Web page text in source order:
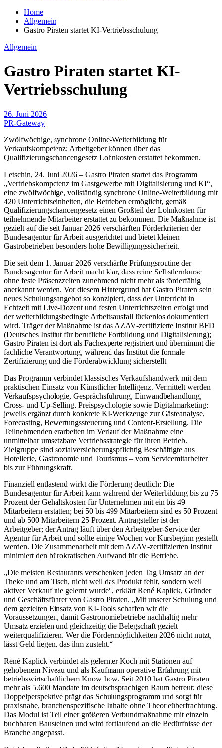
Home
Allgemein
Gastro Piraten startet KI-Vertriebsschulung
Allgemein
Gastro Piraten startet KI-
Vertriebsschulung
26. Juni 2026
PR-Gateway
Zwölfwöchige, synchrone Online‑Weiterbildung für
Verkaufskompetenz; Arbeitgeber können über das
Qualifizierungschancengesetz Lohnkosten erstattet bekommen.
Letschin, 24. Juni 2026 – Gastro Piraten startet das Programm
„Vertriebskompetenz im Gastgewerbe mit Digitalisierung und KI“,
eine zwölfwöchige, vollständig synchrone Online‑Weiterbildung mit
420 Unterrichtseinheiten, die Betrieben ermöglicht, gemäß
Qualifizierungschancengesetz einen Großteil der Lohnkosten für
teilnehmende Mitarbeiter erstattet zu bekommen. Die Maßnahme ist
gezielt auf die seit Januar 2026 verschärften Förderkriterien der
Bundesagentur für Arbeit ausgerichtet und bietet kleinen
Gastrobetrieben besonders hohe Bewilligungssicherheit.
Die seit dem 1. Januar 2026 verschärfte Prüfungsroutine der
Bundesagentur für Arbeit macht klar, dass reine Selbstlernkurse
ohne feste Präsenzzeiten zunehmend nicht mehr als förderfähig
anerkannt werden. Vor diesem Hintergrund hat Gastro Piraten sein
neues Schulungsangebot so konzipiert, dass der Unterricht in
Echtzeit mit Live‑Dozent und festen Unterrichtszeiten erfolgt und
der weiterbildungsbedingte Arbeitsausfall lückenlos dokumentiert
wird. Träger der Maßnahme ist das AZAV‑zertifizierte Institut BFD
(Deutsches Institut für berufliche Fortbildung und Digitalisierung);
Gastro Piraten ist dort als Fachexperte registriert und übernimmt die
fachliche Verantwortung, während das Institut die formale
Zertifizierung und die Förderabwicklung sicherstellt.
Das Programm verbindet klassisches Verkaufshandwerk mit dem
praktischen Einsatz von Künstlicher Intelligenz. Vermittelt werden
Verkaufspsychologie, Gesprächsführung, Einwandbehandlung,
Cross‑ und Up‑Selling, Preispsychologie sowie Digitalmarketing;
jeweils ergänzt durch konkrete KI‑Werkzeuge zur Gästeanalyse,
Forecasting, Bewertungssteuerung und Content‑Erstellung. Die
Teilnehmenden erarbeiten im Verlauf der Maßnahme eine
unmittelbar umsetzbare Vertriebsstrategie für ihren Betrieb.
Zielgruppe sind sozialversicherungspflichtig Beschäftigte aus
Hotellerie, Gastronomie und Tourismus – vom Servicemitarbeiter
bis zur Führungskraft.
Finanziell entlastend wirkt die Förderung deutlich: Die
Bundesagentur für Arbeit kann während der Weiterbildung bis zu 75
Prozent der Gehaltskosten für Unternehmen mit ein bis 49
Mitarbeitern erstatten; bei 50 bis 499 Mitarbeitern sind es 50 Prozent
und ab 500 Mitarbeitern 25 Prozent. Antragsteller ist der
Arbeitgeber; der Antrag läuft über den Arbeitgeber‑Service der
Agentur für Arbeit und sollte einige Wochen vor Kursbeginn gestellt
werden. Die Zusammenarbeit mit dem AZAV‑zertifizierten Institut
minimiert den bürokratischen Aufwand für die Betriebe.
„Die meisten Restaurants verschenken jeden Tag Umsatz an der
Theke und am Tisch, nicht weil das Produkt fehlt, sondern weil
aktiver Verkauf nie gelernt wurde“, erklärt René Kaplick, Gründer
und Geschäftsführer von Gastro Piraten. „Mit unserer Schulung und
dem gezielten Einsatz von KI‑Tools schaffen wir die
Voraussetzungen, damit Gastronomiebetriebe nachhaltig mehr
Umsatz erzielen und gleichzeitig die Belegschaft gezielt
weiterqualifizieren. Wer die Fördermöglichkeiten 2026 nicht nutzt,
lässt Geld liegen, das ihm zusteht.“
René Kaplick verbindet als gelernter Koch mit Stationen auf
gehobenem Niveau und als Kaufmann operative Erfahrung mit
betriebswirtschaftlichem Know‑how. Seit 2010 hat Gastro Piraten
mehr als 5.600 Mandate im deutschsprachigen Raum betreut; diese
Doppelperspektive prägt das Schulungsprogramm und sorgt für
praxisnahe, branchenspezifische Inhalte ohne Theorieüberfrachtung.
Das Modul ist Teil einer größeren Verbundmaßnahme mit einzeln
buchbaren Bausteinen und wird fortlaufend an die Bedürfnisse der
Branche angepasst.